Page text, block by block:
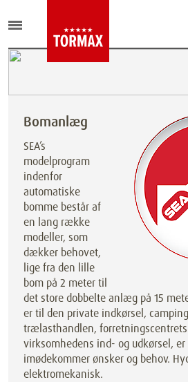
Bomanlæg
SEA’s
modelprogram
indenfor
automatiske
bomme består af
en lang række
modeller, som
dækker behovet,
lige fra den lille
bom på 2 meter til
det store dobbelte anlæg på 15
er til den private indkørsel,
trælasthandlen,
virksomhedens ind- og udkørsel,
imødekommer ønsker og behov.
elektromekanisk.